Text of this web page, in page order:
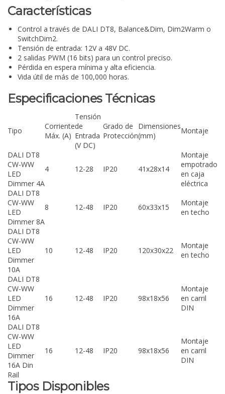
Características
Control a través de DALI DT8, Balance&Dim, Dim2Warm o
SwitchDim2.
Tensión de entrada: 12V a 48V DC.
2 salidas PWM (16 bits) para un control preciso.
Pérdida en espera mínima y alta eficiencia.
Vida útil de más de 100,000 horas.
Especificaciones Técnicas
Tipo
Corriente
Máx. (A)
Tensión
de
Entrada
(V DC)
Grado de
Protección
Dimensiones
(mm)
Montaje
DALI DT8
CW-WW
LED
Dimmer 4A
4 12-28 IP20 41x28x14
Montaje
empotrado
en caja
eléctrica
DALI DT8
CW-WW
LED
Dimmer 8A
8 12-48 IP20 60x33x15
Montaje
en techo
DALI DT8
CW-WW
LED
Dimmer
10A
10 12-48 IP20 120x30x22
Montaje
en techo
DALI DT8
CW-WW
LED
Dimmer
16A
16 12-48 IP20 98x18x56
Montaje
en carril
DIN
DALI DT8
CW-WW
LED
Dimmer
16A Din
Rail
16 12-48 IP20 98x18x56
Montaje
en carril
DIN
Tipos Disponibles